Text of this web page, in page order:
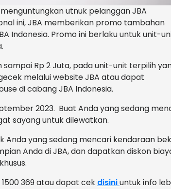
utnuk pelanggan JBA
ini, JBA memberikan promo tambahan
Indonesia. Promo ini berlaku untuk unit-
Rp 2 Juta, pada unit-unit terpilih
melalui website JBA atau dapat
di cabang JBA Indonesia.
2023. Buat Anda yang sedang
sayang untuk dilewatkan.
Anda yang sedang mencari kendaraan
Anda di JBA, dan dapatkan diskon
369 atau dapat cek disiniuntuk info